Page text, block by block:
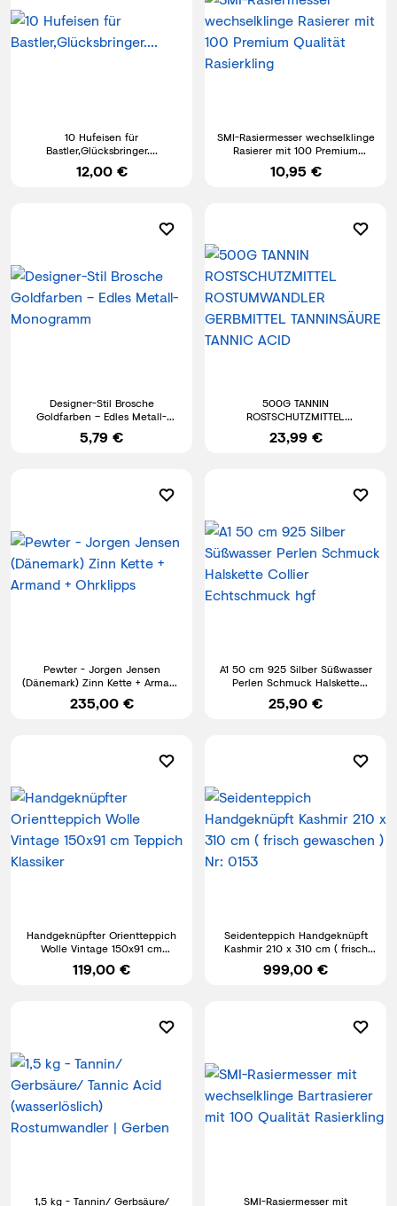
10 Hufeisen für
Bastler,Glücksbringer....
12,00 €
SMI-Rasiermesser wechselklinge
Rasierer mit 100 Premium
Qualität Rasierkling
10,95 €
Designer-Stil Brosche
Goldfarben – Edles Metall-
Monogramm
5,79 €
500G TANNIN
ROSTSCHUTZMITTEL
ROSTUMWANDLER GERBMITTEL
TANNINSÄURE TANNIC ACID
23,99 €
Pewter - Jorgen Jensen
(Dänemark) Zinn Kette + Armand
+ Ohrklipps
235,00 €
A1 50 cm 925 Silber Süßwasser
Perlen Schmuck Halskette
Collier Echtschmuck hgf
25,90 €
Handgeknüpfter Orientteppich
Wolle Vintage 150x91 cm
Teppich Klassiker
119,00 €
Seidenteppich Handgeknüpft
Kashmir 210 x 310 cm ( frisch
gewaschen ) Nr: 0153
999,00 €
1,5 kg - Tannin/ Gerbsäure/ SMI-Rasiermesser mit